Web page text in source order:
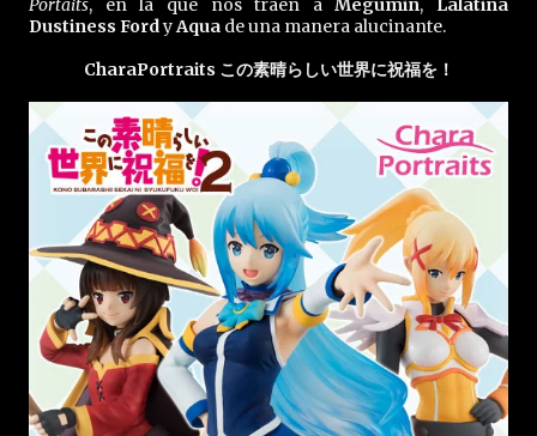
Portaits, en la que nos traen aMegumin, Lalatina
Dustiness FordyAqua de una manera alucinante.
CharaPortraits この素晴らしい世界に祝福を！